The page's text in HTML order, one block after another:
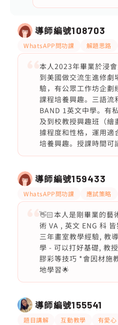
導師編號108703
WhatsAPP問功課 解題思路
本人2023年畢業於浸
到美國做交流生進修
驗，有公眾工作坊企劃
課程培養興趣。三語流
BAND 1英文中學。有
及到校教授興趣班（
據程度和性格，運用適
培養興趣。授課時間可
導師編號159433
WhatsAPP問功課 應試策略
👋🏻本人是剛畢業的藝
術 VA , 英文 ENG 科
三年畫室教學經驗, 教
學 - 可以打好基礎, 教
膠彩等技巧 *會因材施
地學習🌟
導師編號155541
題目講解 互動教學 有愛心